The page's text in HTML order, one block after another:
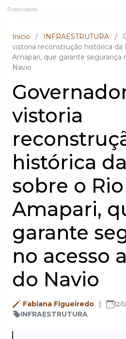
Publicidade
Inicio / INFRAESTRUTURA /
vistoria reconstrução histórica da
Amapari, que garante segurança
Navio
vistoria
histórica
sobre o Rio
Amapari,
garante
no acesso
do Navio
Fabiana Figueiredo 12/
INFRAESTRUTURA